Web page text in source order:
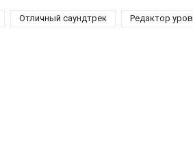
Отличный саундтрек Редактор